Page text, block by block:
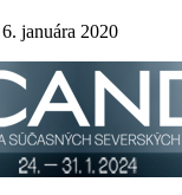
6. januára 2020